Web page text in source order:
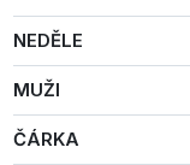
NEDĚLE
MUŽI
ČÁRKA